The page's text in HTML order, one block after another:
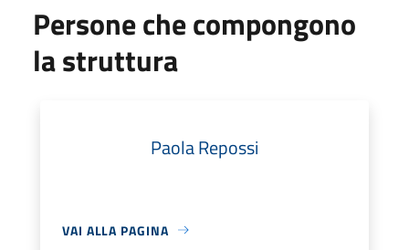
Persone che compongono
la struttura
Paola Repossi
VAI ALLA PAGINA